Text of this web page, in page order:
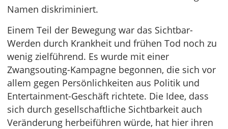
Namen diskriminiert.
Einem Teil der Bewegung war das Sichtbar-
Werden durch Krankheit und frühen Tod noch zu
wenig zielführend. Es wurde mit einer
Zwangsouting-Kampagne begonnen, die sich vor
allem gegen Persönlichkeiten aus Politik und
Entertainment-Geschäft richtete. Die Idee, dass
sich durch gesellschaftliche Sichtbarkeit auch
Veränderung herbeiführen würde, hat hier ihren